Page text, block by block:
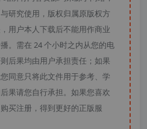
研究使用，版权归属原版权方
用户本人下载后不能用作商业
。需在 24 个小时之内从您的电
后果均由用户承担责任；如果
同意只将此文件用于参考、学
果请您自行承担。如果您喜欢
买注册，得到更好的正版服